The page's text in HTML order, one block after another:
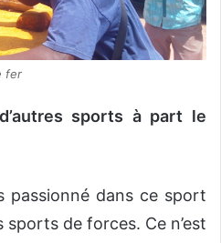
fer
sports à part le
passionné dans ce sport
sports de forces. Ce n’est